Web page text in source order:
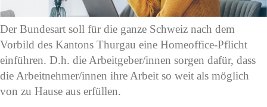
Der Bundesart soll für die ganze Schweiz nach dem
Vorbild des Kantons Thurgau eine Homeoffice-Pflicht
einführen. D.h. die Arbeitgeber/innen sorgen dafür, dass
die Arbeitnehmer/innen ihre Arbeit so weit als möglich
von zu Hause aus erfüllen.